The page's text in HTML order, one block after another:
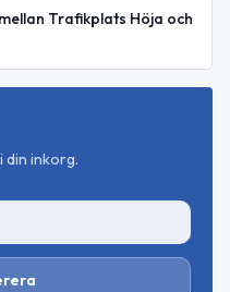
Trafikplats Höja och
din inkorg.